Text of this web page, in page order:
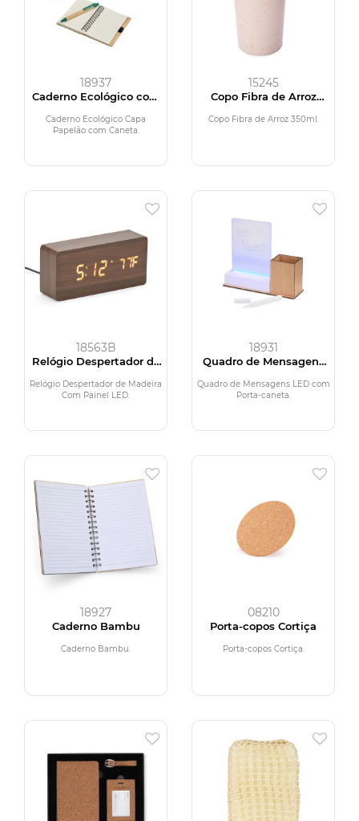
18937
Caderno Ecológico com
Caderno Ecológico Capa
Papelão com Caneta.
15245
Copo Fibra de Arroz
Copo Fibra de Arroz 350ml.
18563B
Relógio Despertador de
Relógio Despertador de Madeira
Com Painel LED.
18931
Quadro de Mensagens
Quadro de Mensagens LED com
Porta-caneta.
18927
Caderno Bambu
Caderno Bambu.
08210
Porta-copos Cortiça
Porta-copos Cortiça.